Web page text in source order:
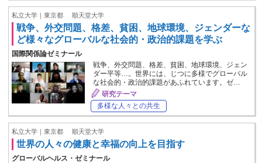
私立大学｜東京都 順天堂大学
戦争、外交問題、格差、貧困、地球環境、ジェンダーな
ど様々なグローバルな社会的・政治的課題を学ぶ
国際関係論ゼミナール
戦争、外交問題、格差、貧困、地球環境、ジェン
ダー平等…。世界には、じつに多様でグローバル
な社会的・政治的課題があふれています。ゼ…
研究テーマ
多様な人々との共生
私立大学｜東京都 順天堂大学
世界の人々の健康と幸福の向上を目指す
グローバルヘルス・ゼミナール